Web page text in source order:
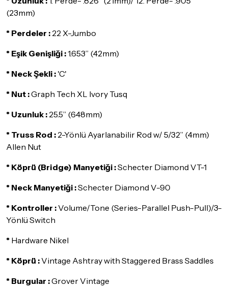
İade ve değişim koşulları, ürün kategorilerine göre farklılık
gösterebilir. Lütfen satın almadan önce ilgili ürünün
(23mm)
* Perdeler : 22 X-Jumbo
* Eşik Genişliği :1.653” (42mm)
* Neck Şekli : 'C'
* Nut :Graph Tech XL Ivory Tusq
* Uzunluk : 25.5” (648mm)
* Truss Rod : 2-Yönlü Ayarlanabilir Rod w/ 5/32” (4mm)
Allen Nut
* Köprü (Bridge) Manyetiği :Schecter Diamond VT-1
* Neck Manyetiği :Schecter Diamond V-90
* Kontroller :Volume/Tone (Series-Parallel Push-Pull)/3-
Yönlü Switch
* Hardware Nikel
* Köprü :Vintage Ashtray with Staggered Brass Saddles
* Burgular :Grover Vintage